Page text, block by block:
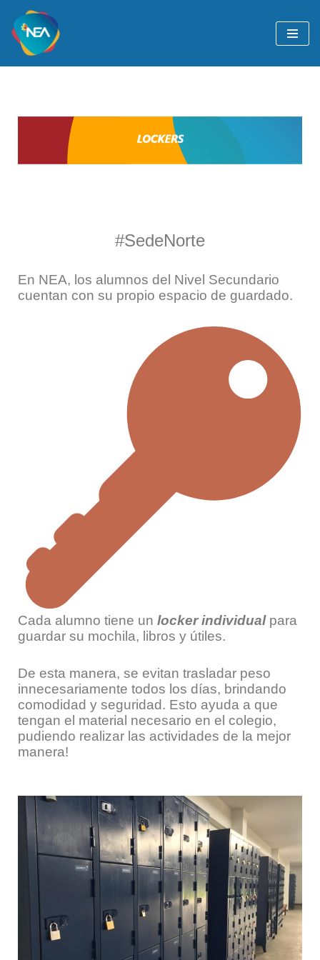
Ir
#SedeNorte
En NEA, los alumnos del Nivel Secundario
cuentan con su propio espacio de guardado.
Cada alumno tiene un locker individualpara
guardar su mochila, libros y útiles.
De esta manera, se evitan trasladar peso
innecesariamente todos los días, brindando
comodidad y seguridad. Esto ayuda a que
tengan el material necesario en el colegio,
pudiendo realizar las actividades de la mejor
manera!